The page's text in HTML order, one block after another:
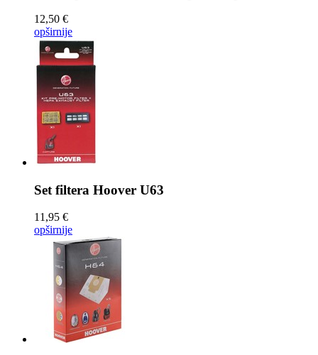
12,50 €
opširnije
Set filtera Hoover U63
11,95 €
opširnije